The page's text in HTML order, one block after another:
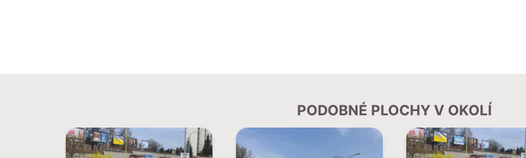
PODOBNÉ PLOCHY V OKOLÍ